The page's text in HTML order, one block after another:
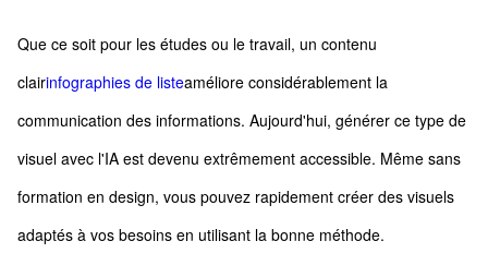
Que ce soit pour les études ou le travail, un contenu
clairinfographies de listeaméliore considérablement la
communication des informations. Aujourd'hui, générer ce type de
visuel avec l'IA est devenu extrêmement accessible. Même sans
formation en design, vous pouvez rapidement créer des visuels
adaptés à vos besoins en utilisant la bonne méthode.